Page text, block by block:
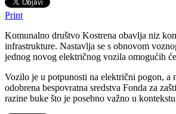
Print
Komunalno društvo Kostrena obavlja niz
infrastrukture. Nastavlja se s obnovom
jednog novog električnog vozila omogućih
Vozilo je u potpunosti na električni pogon,
odobrena bespovratna sredstva Fonda za
razine buke što je posebno važno u